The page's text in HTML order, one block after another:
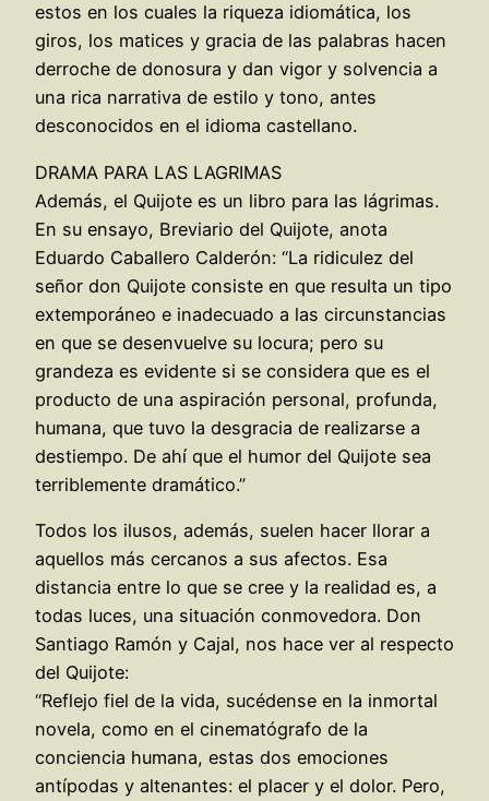
estos en los cuales la riqueza idiomática, los
giros, los matices y gracia de las palabras hacen
derroche de donosura y dan vigor y solvencia a
una rica narrativa de estilo y tono, antes
desconocidos en el idioma castellano.
DRAMA PARA LAS LAGRIMAS
Además, el Quijote es un libro para las lágrimas.
En su ensayo, Breviario del Quijote, anota
Eduardo Caballero Calderón: “La ridiculez del
señor don Quijote consiste en que resulta un tipo
extemporáneo e inadecuado a las circunstancias
en que se desenvuelve su locura; pero su
grandeza es evidente si se considera que es el
producto de una aspiración personal, profunda,
humana, que tuvo la desgracia de realizarse a
destiempo. De ahí que el humor del Quijote sea
terriblemente dramático.”
Todos los ilusos, además, suelen hacer llorar a
aquellos más cercanos a sus afectos. Esa
distancia entre lo que se cree y la realidad es, a
todas luces, una situación conmovedora. Don
Santiago Ramón y Cajal, nos hace ver al respecto
del Quijote:
“Reflejo fiel de la vida, sucédense en la inmortal
novela, como en el cinematógrafo de la
conciencia humana, estas dos emociones
antípodas y altenantes: el placer y el dolor. Pero,